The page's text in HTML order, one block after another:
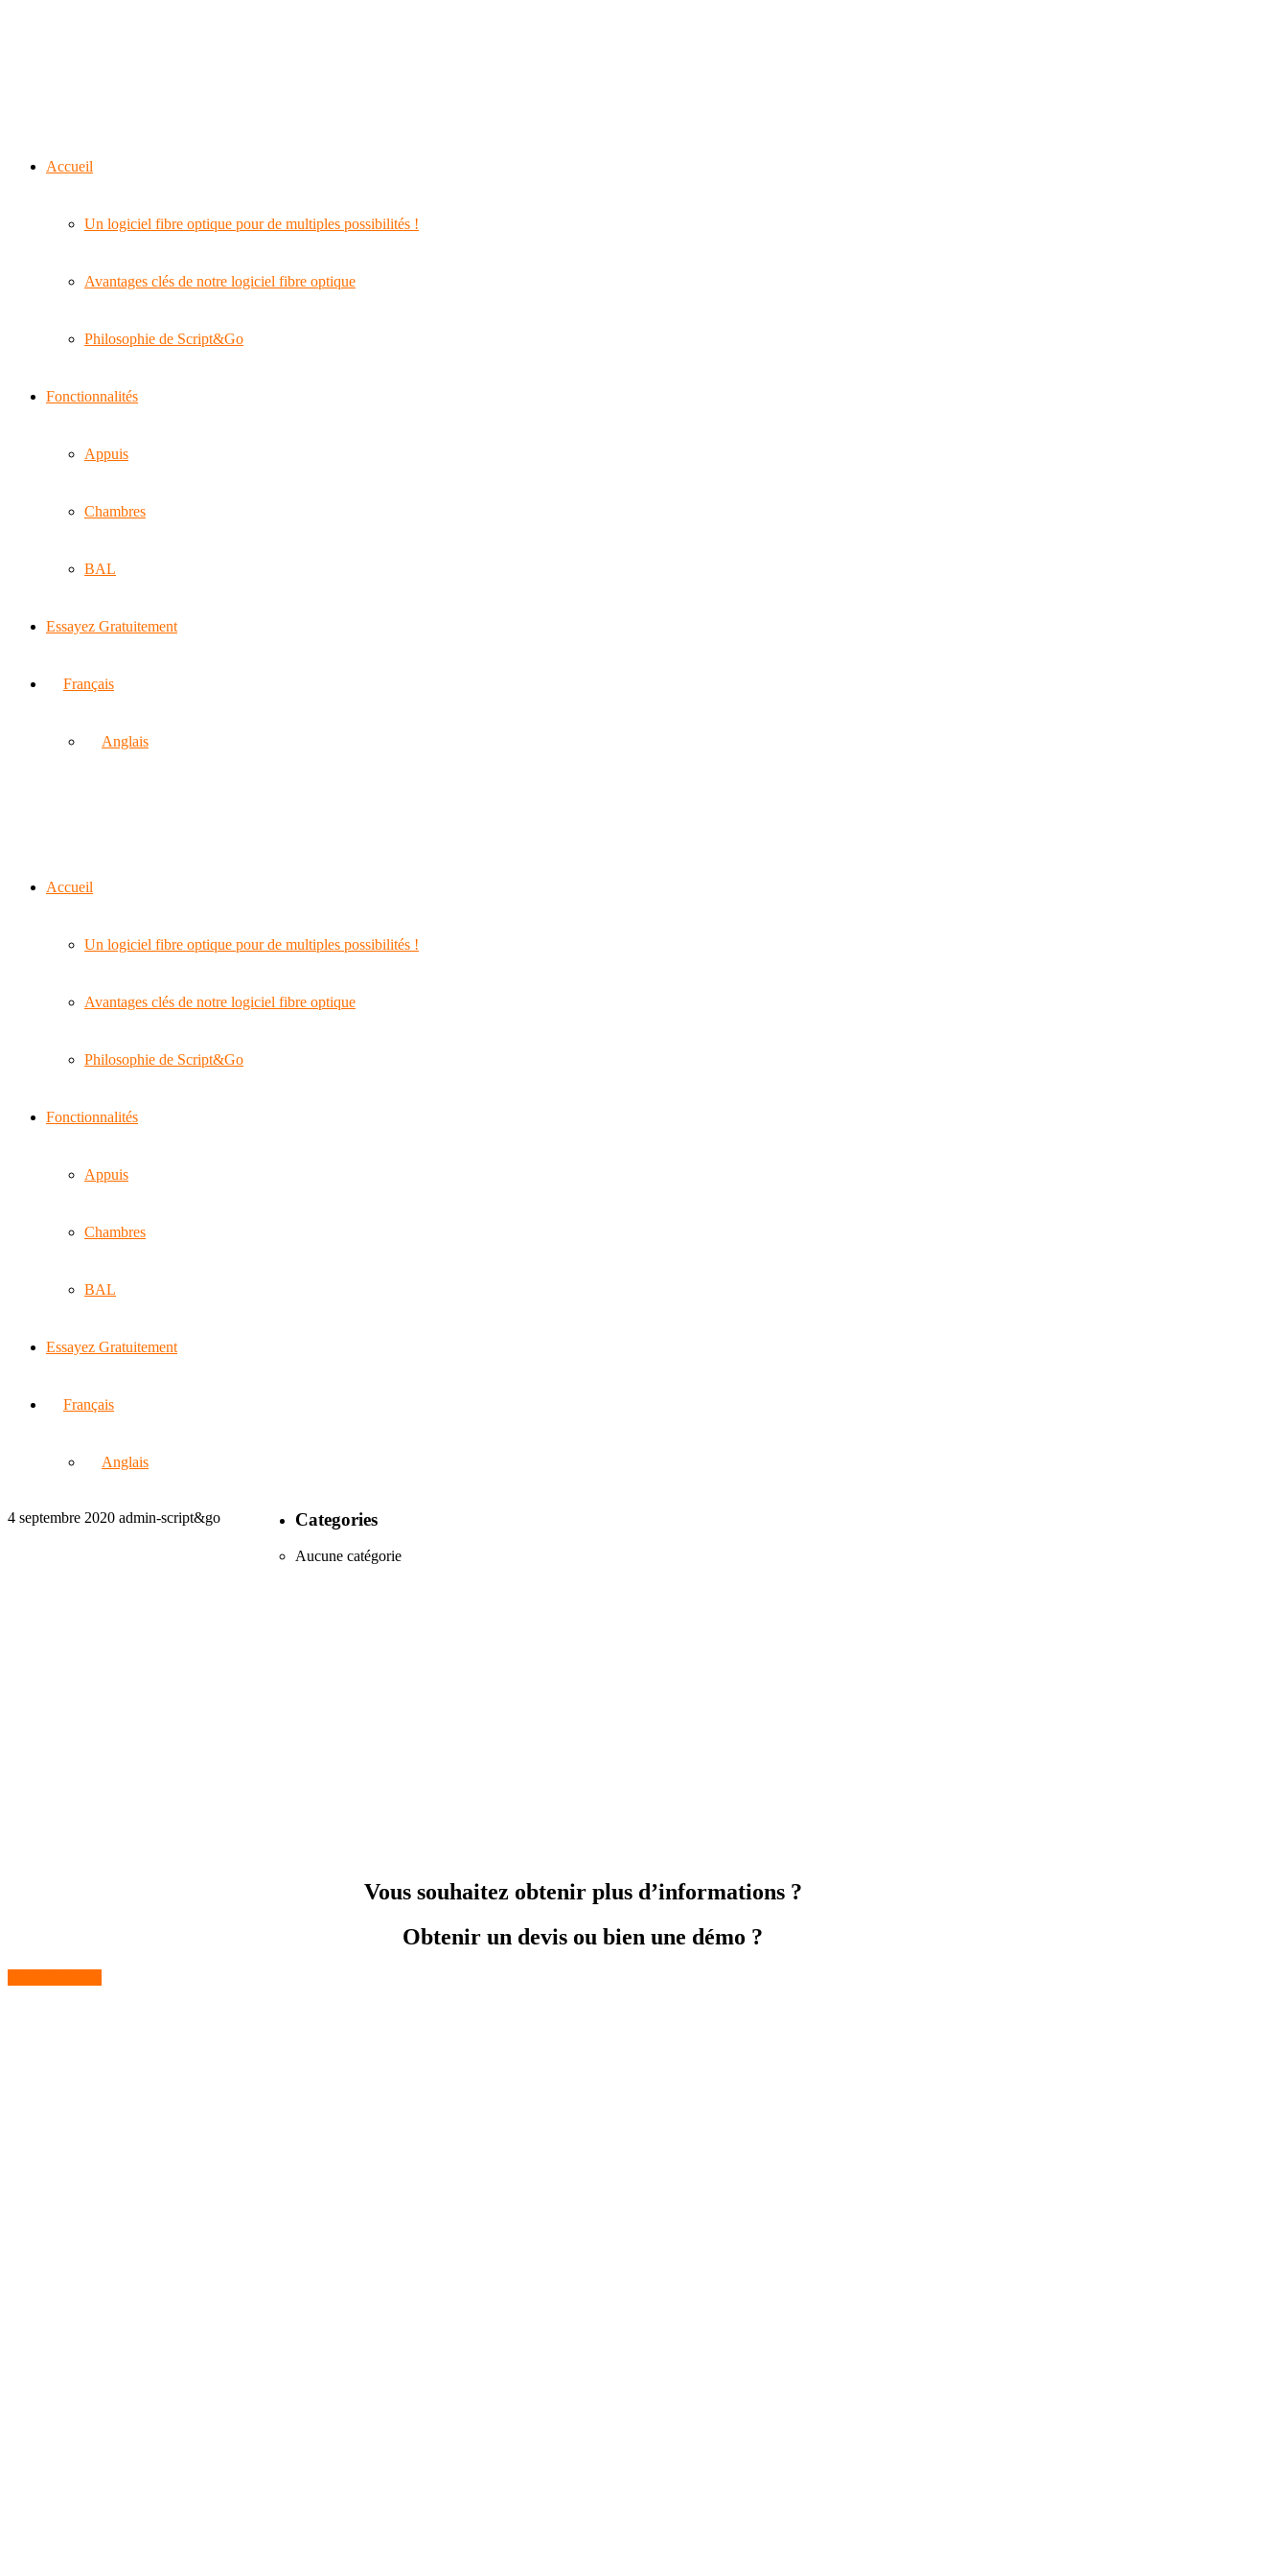
Accueil
Un logiciel fibre optique pour de multiples possibilités !
Avantages clés de notre logiciel fibre optique
Philosophie de Script&Go
Fonctionnalités
Appuis
Chambres
BAL
Essayez Gratuitement
Français
Anglais
Accueil
Un logiciel fibre optique pour de multiples possibilités !
Avantages clés de notre logiciel fibre optique
Philosophie de Script&Go
Fonctionnalités
Appuis
Chambres
BAL
Essayez Gratuitement
Français
Anglais
4 septembre 2020 admin-script&go Categories
Aucune catégorie
Vous souhaitez obtenir plus d’informations ?
Obtenir un devis ou bien une démo ?